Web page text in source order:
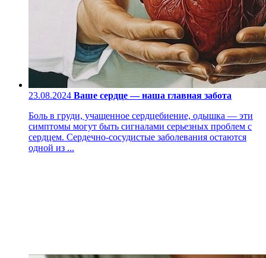
23.08.2024 Ваше сердце — наша главная забота
Боль в груди, учащенное сердцебиение, одышка — эти
симптомы могут быть сигналами серьезных проблем с
сердцем. Сердечно-сосудистые заболевания остаются
одной из ...